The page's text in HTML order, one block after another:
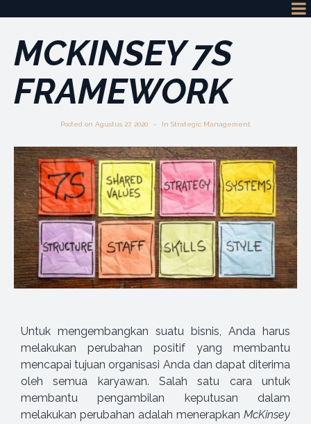
MCKINSEY 7S
FRAMEWORK
Posted on Agustus 27, 2020 In Strategic Management
Untuk mengembangkan suatu bisnis, Anda harus
melakukan perubahan positif yang membantu
mencapai tujuan organisasi Anda dan dapat diterima
oleh semua karyawan. Salah satu cara untuk
membantu pengambilan keputusan dalam
melakukan perubahan adalah menerapkan McKinsey